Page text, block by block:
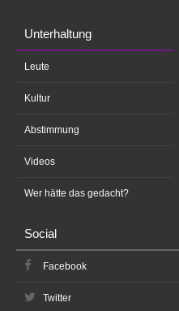
Unterhaltung
Leute
Kultur
Abstimmung
Videos
Wer hätte das gedacht?
Social
Facebook
Twitter